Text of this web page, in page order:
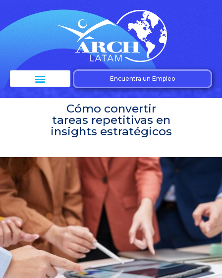
Encuentra un Empleo
Cómo convertir
tareas repetitivas en
insights estratégicos